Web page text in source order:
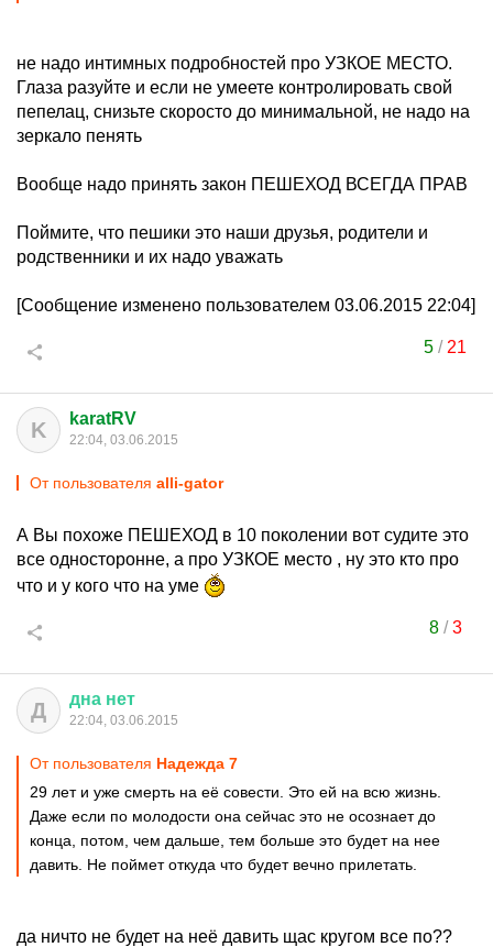
не надо интимных подробностей про УЗКОЕ МЕСТО.
Глаза разуйте и если не умеете контролировать свой
пепелац, снизьте скоросто до минимальной, не надо на
зеркало пенять
Вообще надо принять закон ПЕШЕХОД ВСЕГДА ПРАВ
Поймите, что пешики это наши друзья, родители и
родственники и их надо уважать
[Сообщение изменено пользователем 03.06.2015 22:04]
5 / 21
K karatRV
22:04, 03.06.2015
От пользователя alli-gator
А Вы похоже ПЕШЕХОД в 10 поколении вот судите это
все односторонне, а про УЗКОЕ место , ну это кто про
что и у кого что на уме
8/3
Д дна нет
22:04, 03.06.2015
От пользователя Надежда 7
29 лет и уже смерть на её совести. Это ей на всю жизнь.
Даже если по молодости она сейчас это не осознает до
конца, потом, чем дальше, тем больше это будет на нее
давить. Не поймет откуда что будет вечно прилетать.
да ничто не будет на неё давить щас кругом все по??